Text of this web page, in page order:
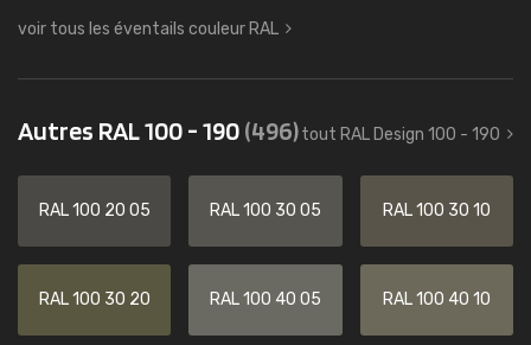
voir tous les éventails couleur RAL
Autres RAL 100 - 190(496)tout RAL Design 100 - 190
RAL 100 20 05 RAL 100 30 05 RAL 100 30 10
RAL 100 30 20 RAL 100 40 05 RAL 100 40 10